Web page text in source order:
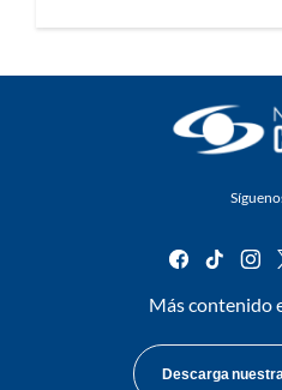
facebook
tiktok
Más contenido
Descarga